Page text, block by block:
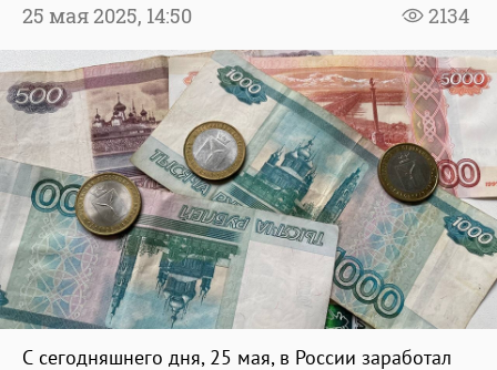
2134
25 мая 2025, 14:50
С сегодняшнего дня, 25 мая, в России заработал